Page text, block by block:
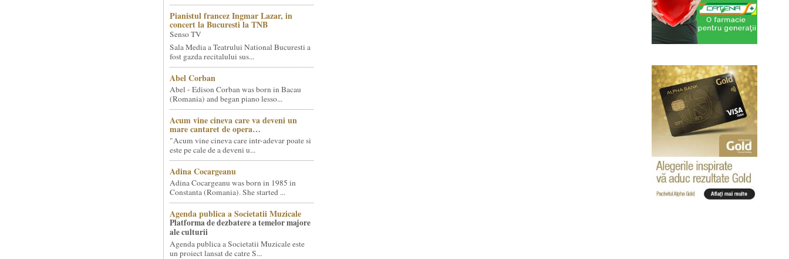
Pianistul francez Ingmar Lazar, in
concert la Bucuresti la TNB
Senso TV
Sala Media a Teatrului National Bucuresti a
fost gazda recitalului sus...
Abel Corban
Abel - Edison Corban was born in Bacau
(Romania) and began piano lesso...
Acum vine cineva care va deveni un
mare cantaret de opera…
"Acum vine cineva care intr-adevar poate si
este pe cale de a deveni u...
Adina Cocargeanu
Adina Cocargeanu was born in 1985 in
Constanta (Romania). She started ...
Agenda publica a Societatii Muzicale
Platforma de dezbatere a temelor majore
ale culturii
Agenda publica a Societatii Muzicale este
un proiect lansat de catre S...